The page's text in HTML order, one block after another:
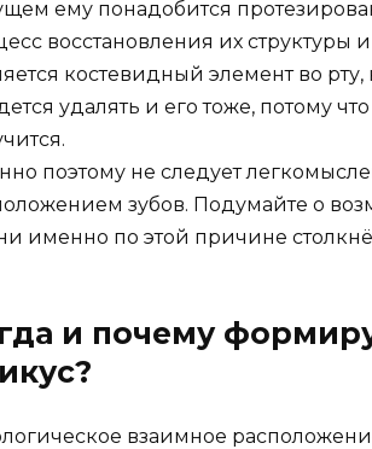
ему понадобится
восстановления их
костевидный элемент во
удалять и его тоже, потому
поэтому не следует
зубов. Подумайте о
именно по этой причине
и почему
взаимное